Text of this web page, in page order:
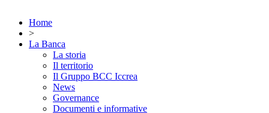
Home
>
La Banca
La storia
Il territorio
Il Gruppo BCC Iccrea
News
Governance
Documenti e informative